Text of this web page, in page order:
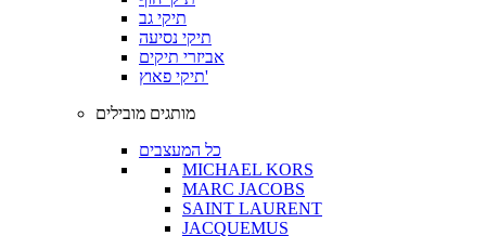
תיקי גב
תיקי נסיעה
אביזרי תיקים
תיקי פאוץ'
מותגים מובילים
כל המעצבים
MICHAEL KORS
MARC JACOBS
SAINT LAURENT
JACQUEMUS